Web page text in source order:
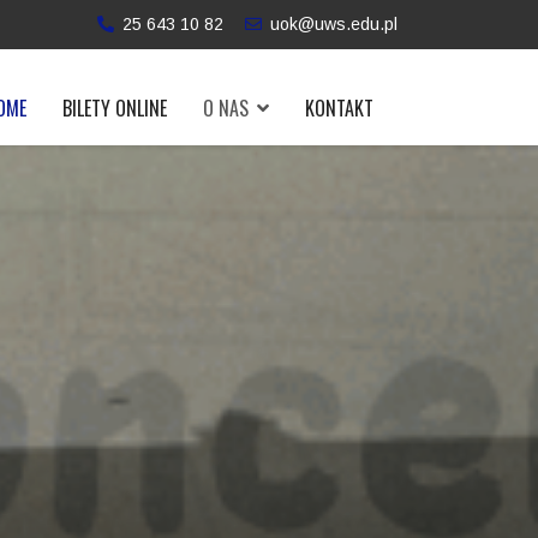
25 643 10 82 uok@uws.edu.pl
BILETY ONLINE O NAS KONTAKT